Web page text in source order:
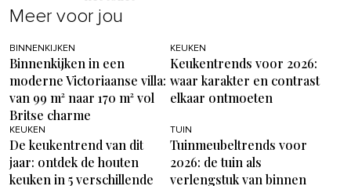
Meer voor jou
BINNENKIJKEN
Binnenkijken in een
moderne Victoriaanse villa:
van 99 m² naar 170 m² vol
Britse charme
KEUKEN
Keukentrends voor 2026:
waar karakter en contrast
elkaar ontmoeten
KEUKEN
De keukentrend van dit
jaar: ontdek de houten
keuken in 5 verschillende
TUIN
Tuinmeubeltrends voor
2026: de tuin als
verlengstuk van binnen